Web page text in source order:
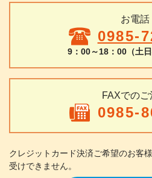
お電話
0985-
9：00～18：00（土日
FAXでのご
0985-
クレジットカード決済ご希望のお客
受けできません。